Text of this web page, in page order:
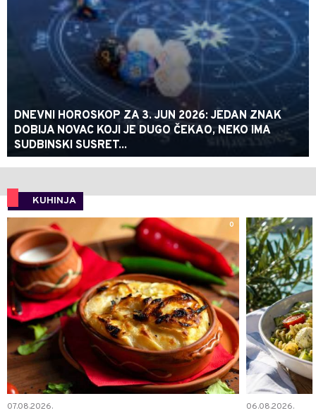
DNEVNI HOROSKOP ZA 3. JUN 2026: JEDAN ZNAK
DOBIJA NOVAC KOJI JE DUGO ČEKAO, NEKO IMA
SUDBINSKI SUSRET...
KUHINJA
0
07.08.2026. 06.08.2026.